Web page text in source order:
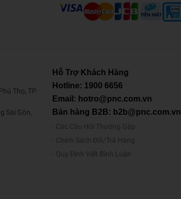
Thọ, TP.
Sài Gòn,
Hỗ Trợ Khách Hàng
Hotline: 1900 6656
Email: hotro@pnc.com.vn
Bán hàng B2B: b2b@pnc.com.vn
Các Câu Hỏi Thường Gặp
Chính Sách Đổi/Trả Hàng
Quy Định Viết Bình Luận